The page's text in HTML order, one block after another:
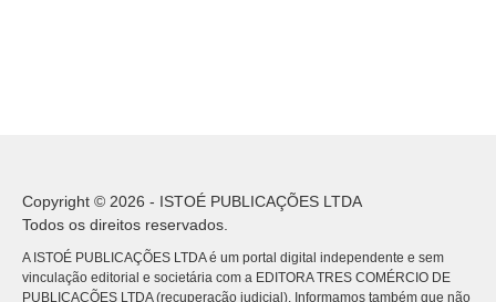
Copyright © 2026 - ISTOÉ PUBLICAÇÕES LTDA
Todos os direitos reservados.
A ISTOÉ PUBLICAÇÕES LTDA é um portal digital independente e sem
vinculação editorial e societária com a EDITORA TRES COMÉRCIO DE
PUBLICACÕES LTDA (recuperação judicial). Informamos também que não